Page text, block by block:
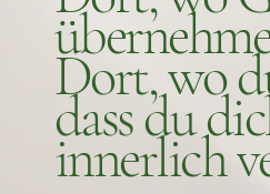
Dort, wo
dass du
innerlich